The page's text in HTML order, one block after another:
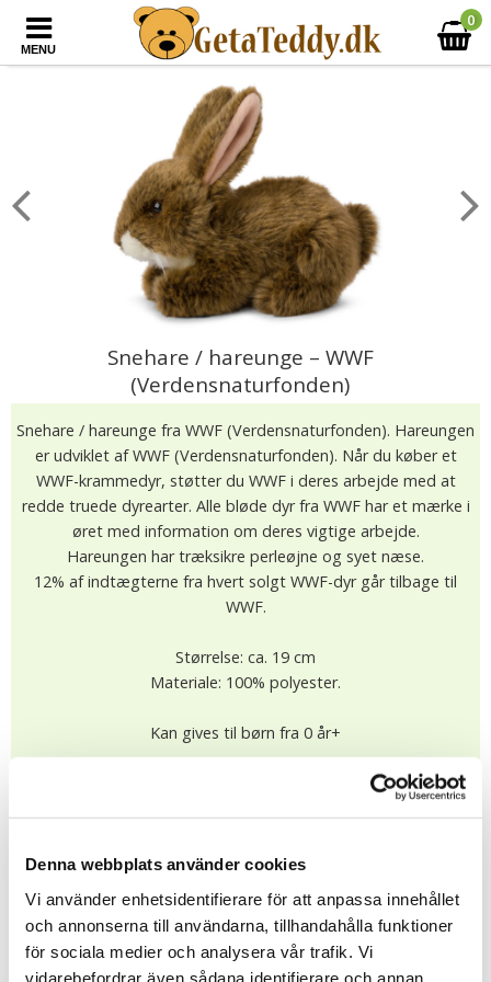
Denna webbplats använder cookies
Vi använder enhetsidentifierare för att anpassa innehållet
och annonserna till användarna, tillhandahålla funktioner
för sociala medier och analysera vår trafik. Vi
vidarebefordrar även sådana identifierare och annan
MENU
0
Snehare / hareunge – WWF
(Verdensnaturfonden)
Snehare / hareunge fra WWF (Verdensnaturfonden). Hareungen
er udviklet af WWF (Verdensnaturfonden). Når du køber et
WWF-krammedyr, støtter du WWF i deres arbejde med at
redde truede dyrearter. Alle bløde dyr fra WWF har et mærke i
øret med information om deres vigtige arbejde.
Hareungen har træksikre perleøjne og syet næse.
12% af indtægterne fra hvert solgt WWF-dyr går tilbage til
WWF.
Størrelse: ca. 19 cm
Materiale: 100% polyester.
Kan gives til børn fra 0 år+
KØB
★★★★ ★
13302